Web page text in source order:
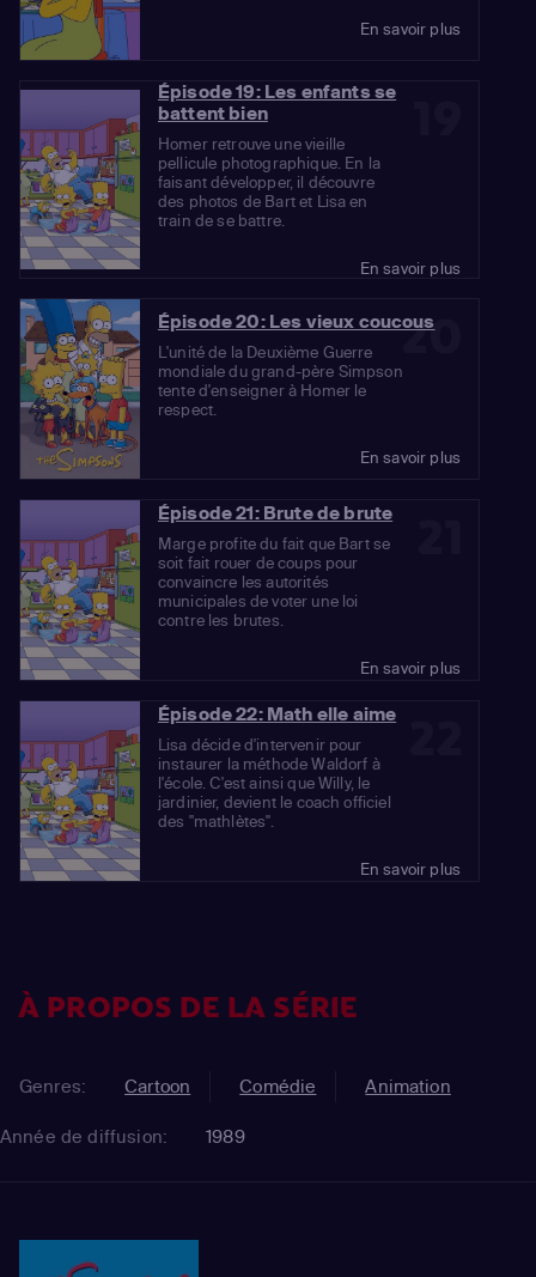
En savoir plus
Épisode 19: Les enfants se
battent bien
Homer retrouve une vieille
pellicule photographique. En la
faisant développer, il découvre
des photos de Bart et Lisa en
train de se battre.
En savoir plus
20
Épisode 20: Les vieux coucous
L'unité de la Deuxième Guerre
mondiale du grand-père Simpson
tente d'enseigner à Homer le
respect.
En savoir plus
Épisode 21: Brute de brute
Marge profite du fait que Bart se
soit fait rouer de coups pour
convaincre les autorités
municipales de voter une loi
contre les brutes.
En savoir plus
Épisode 22: Math elle aime
Lisa décide d'intervenir pour
instaurer la méthode Waldorf à
l'école. C'est ainsi que Willy, le
jardinier, devient le coach officiel
des "mathlètes".
En savoir plus
À PROPOS DE LA SÉRIE
Genres: Cartoon Comédie Animation
Année de diffusion: 1989